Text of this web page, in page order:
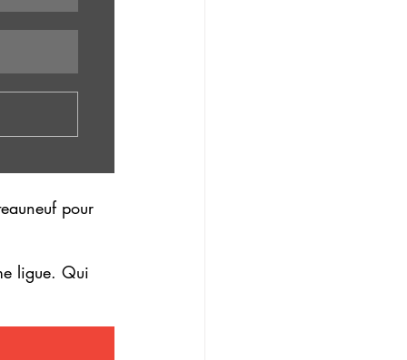
pour
ligue. Qui